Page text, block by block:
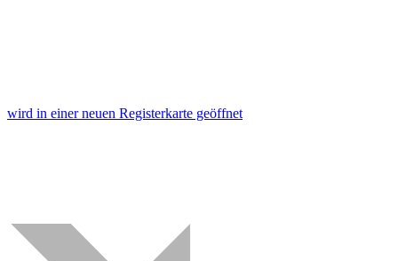
wird in einer neuen Registerkarte geöffnet